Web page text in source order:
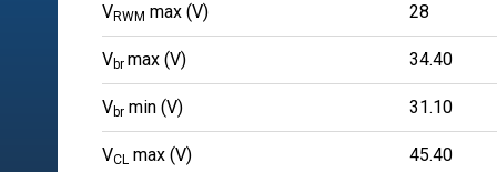
VRWM max (V) 28
Vbr max (V) 34.40
Vbr min (V) 31.10
VCL max (V) 45.40